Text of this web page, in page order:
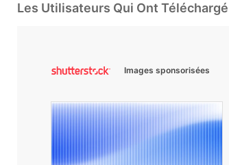
Les Utilisateurs Qui Ont
Images sponsorisées